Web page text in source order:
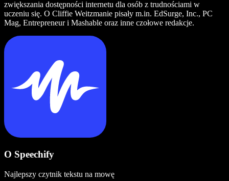
zwiększania dostępności internetu dla osób z trudnościami w
uczeniu się. O Cliffie Weitzmanie pisały m.in. EdSurge, Inc., PC
Mag, Entrepreneur i Mashable oraz inne czołowe redakcje.
O Speechify
Najlepszy czytnik tekstu na mowę